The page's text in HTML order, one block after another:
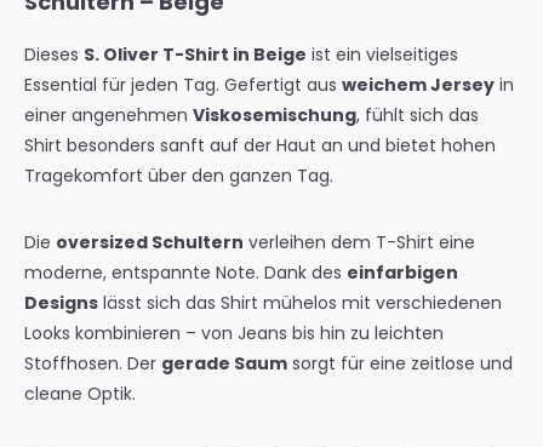
Dieses S. Oliver T-Shirt in Beige ist ein vielseitiges
Essential für jeden Tag. Gefertigt aus weichem Jersey in
einer angenehmen Viskosemischung, fühlt sich das
Shirt besonders sanft auf der Haut an und bietet hohen
Tragekomfort über den ganzen Tag.
Die oversized Schultern verleihen dem T-Shirt eine
moderne, entspannte Note. Dank des einfarbigen
Designs lässt sich das Shirt mühelos mit verschiedenen
Looks kombinieren – von Jeans bis hin zu leichten
Stoffhosen. Der gerade Saum sorgt für eine zeitlose und
cleane Optik.